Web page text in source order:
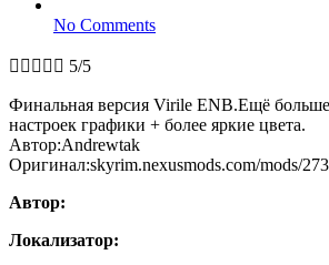
No Comments
     5/5
Финальная версия Virile ENB.Ещё
настроек графики + более яркие цвета.
Автор:Andrewtak
Оригинал:skyrim.nexusmods.com/mods/
Автор:
Локализатор: